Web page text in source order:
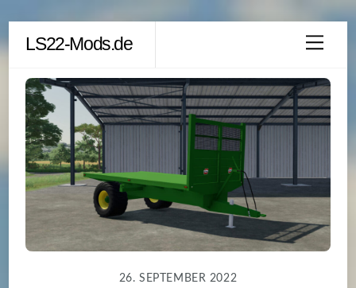
content
LS22-Mods.de
26. SEPTEMBER 2022